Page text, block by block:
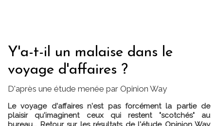
Y'a-t-il un malaise dans le
voyage d'affaires ?
D'après une étude menée par Opinion Way
Le voyage d'affaires n'est pas forcément la partie de
plaisir qu'imaginent ceux qui restent "scotchés" au